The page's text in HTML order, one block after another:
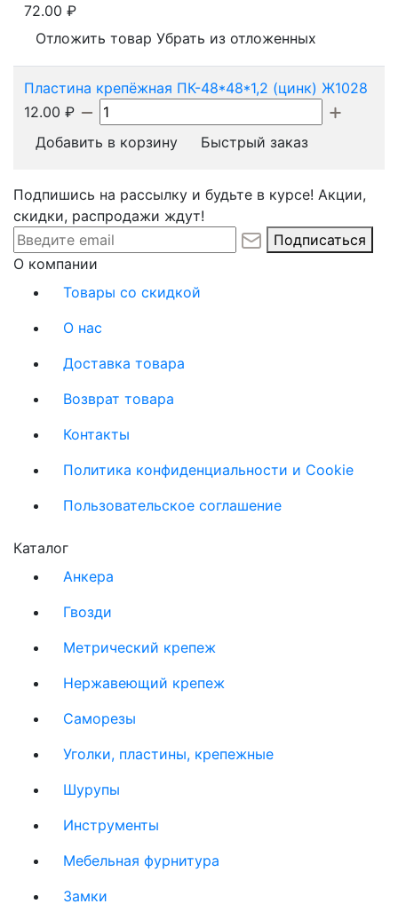
72.00 ₽
Отложить товар Убрать из отложенных
Пластина крепёжная ПК-48*48*1,2 (цинк) Ж1028
12.00 ₽
Добавить в корзину
Быстрый заказ
Подпишись на рассылку и будьте в курсе! Акции,
скидки, распродажи ждут!
Подписаться
О компании
Товары со скидкой
О нас
Доставка товара
Возврат товара
Контакты
Политика конфиденциальности и Cookie
Пользовательское соглашение
Каталог
Анкера
Гвозди
Метрический крепеж
Нержавеющий крепеж
Саморезы
Уголки, пластины, крепежные
Шурупы
Инструменты
Мебельная фурнитура
Замки